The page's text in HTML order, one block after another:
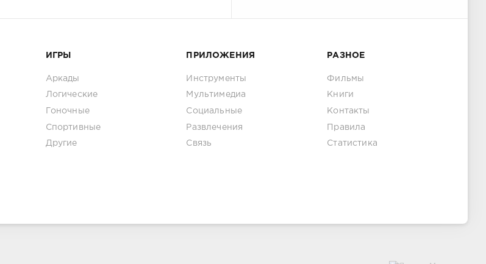
ИГРЫ
Аркады
Логические
Гоночные
Спортивные
Другие
ПРИЛОЖЕНИЯ
Инструменты
Мультимедиа
Социальные
Развлечения
Связь
РАЗНОЕ
Фильмы
Книги
Контакты
Правила
Статистика